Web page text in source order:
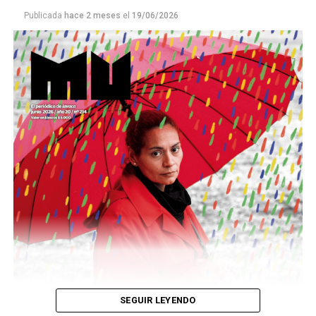
Este número 215 de MU ☝️viene con doble tapa, que
podría ser una frase:
Sin chamuyo, a remarla.
Descargar la Mu en PDF
Publicada hace 2 meses el 19/06/2026
SEGUIR LEYENDO